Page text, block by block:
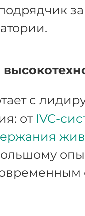
с
от IVC-